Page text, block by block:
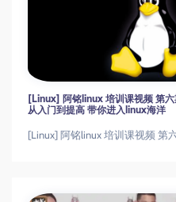
[Linux] 阿铭linux 培训课视频 第
从入门到提高 带你进入linux海洋